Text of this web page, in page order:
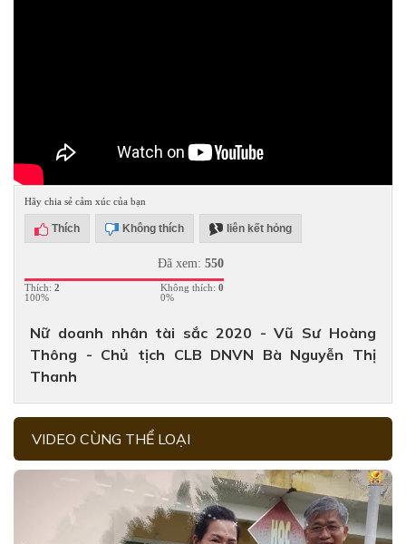
Hãy chia sẻ cảm xúc của bạn
Thích Không thích liên kết hỏng
Đã xem: 550
Thích: 2
100%
Không thích: 0
0%
Nữ doanh nhân tài sắc 2020 - Vũ Sư Hoàng
Thông - Chủ tịch CLB DNVN Bà Nguyễn Thị
Thanh
VIDEO CÙNG THỂ LOẠI